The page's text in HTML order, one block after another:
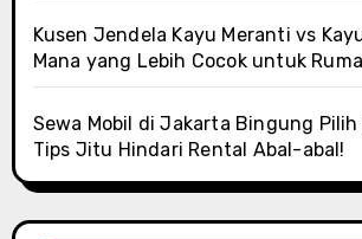
Kusen Jendela Kayu Meranti vs
Mana yang Lebih Cocok untuk
Sewa Mobil di Jakarta Bingung Pilih
Tips Jitu Hindari Rental Abal-abal!